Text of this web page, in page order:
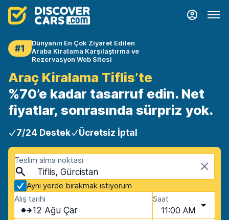
#1
Dünyanın En Çok Ziyaret Edilen
Araba Kiralama Karşılaştırma ve
Rezervasyon Web Sitesi
Araç Kiralama Tiflis’te
%70’e kadar tasarruf edin. Net
fiyatlar, sonrasında sürpriz yok.
7/24 Destek Ücretsiz İptal
Teslim alma noktası
Tiflis, Gürcistan
Aynı yerde bırakmak istiyorum
Alış tarihi
12 Ağu Çar
Saat
11:00 AM